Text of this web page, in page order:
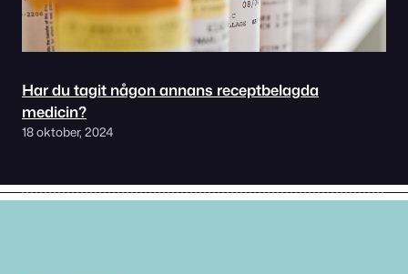
Har du tagit någon annans receptbelagda
medicin?
18 oktober, 2024